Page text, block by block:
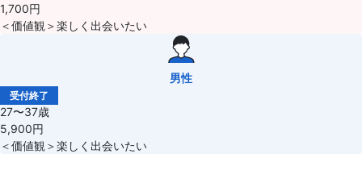
1,700円
＜価値観＞楽しく出会いたい
男性
受付終了
27〜37歳
5,900円
＜価値観＞楽しく出会いたい